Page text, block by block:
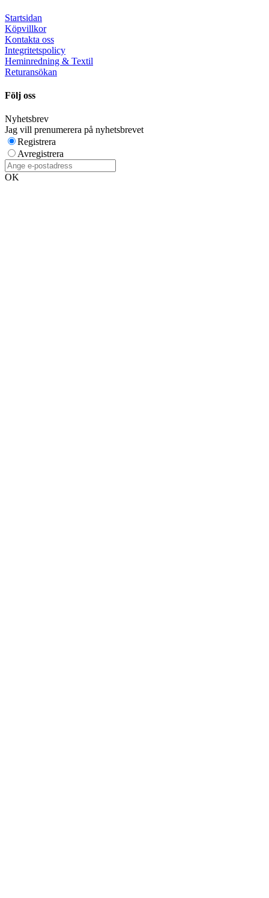
Startsidan
Köpvillkor
Kontakta oss
Integritetspolicy
Heminredning & Textil
Returansökan
Följ oss
Nyhetsbrev
Jag vill prenumerera på nyhetsbrevet
Registrera
Avregistrera
OK